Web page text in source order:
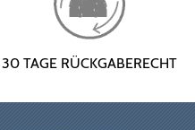
30 TAGE RÜCKGABERECHT